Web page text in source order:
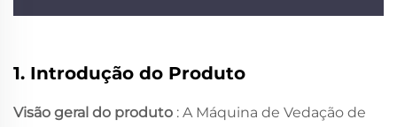
1. Introdução do Produto
Visão geral do produto : A Máquina de Vedação de